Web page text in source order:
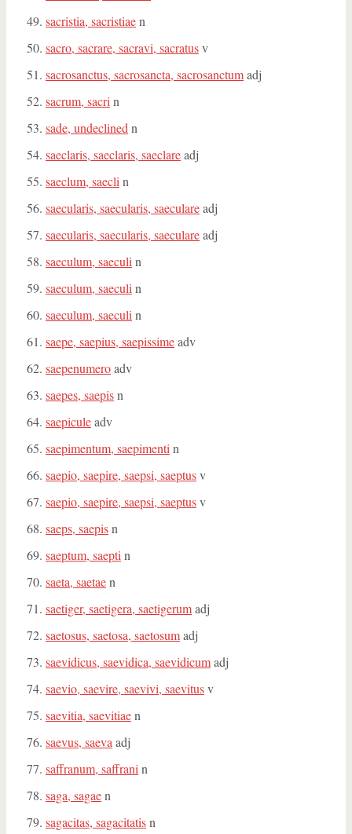
sacristia, sacristiaen
sacro, sacrare, sacravi, sacratusv
sacrosanctus, sacrosancta, sacrosanctumadj
sacrum, sacri n
sade, undeclined n
saeclaris, saeclaris, saeclareadj
saeclum, saecli n
saecularis, saecularis, saeculareadj
saecularis, saecularis, saeculareadj
saeculum, saeculi n
saeculum, saeculi n
saeculum, saeculi n
saepe, saepius, saepissimeadv
saepenumeroadv
saepes, saepisn
saepiculeadv
saepimentum, saepimenti n
saepio, saepire, saepsi, saeptusv
saepio, saepire, saepsi, saeptusv
saeps, saepisn
saeptum, saepti n
saeta, saetaen
saetiger, saetigera, saetigerumadj
saetosus, saetosa, saetosumadj
saevidicus, saevidica, saevidicumadj
saevio, saevire, saevivi, saevitusv
saevitia, saevitiaen
saevus, saeva adj
saffranum, saffrani n
saga, sagaen
sagacitas, sagacitatisn